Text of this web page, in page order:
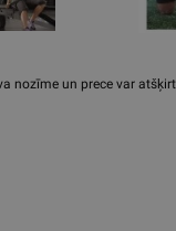
nozīme un prece var